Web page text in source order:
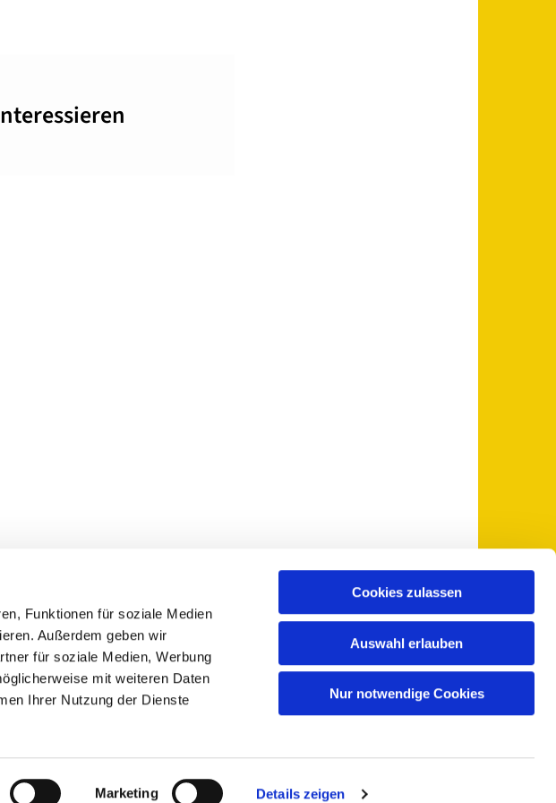
Funktionen für soziale Medien
Außerdem geben wir
für soziale Medien, Werbung
mit weiteren Daten
Ihrer Nutzung der Dienste
Marketing Details zeigen
Cookies zulassen
Auswahl erlauben
Nur notwendige Cookies
Greifswald+49 3834 5735-0
pfarramt@sankt-otto.de